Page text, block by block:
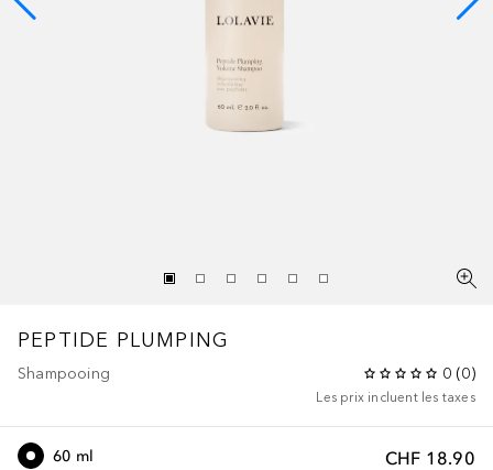
PEPTIDE PLUMPING
Shampooing 0 (0)
Les prix incluent les taxes
CHF 18.90
60 ml